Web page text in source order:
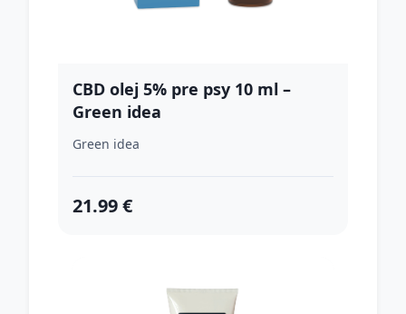
CBD olej 5% pre psy 10 ml –
Green idea
Green idea
21.99 €